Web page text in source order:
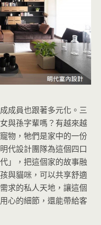
成員也跟著多元化。三
與孫字輩嗎？有越來越
物，牠們是家中的一份
代設計團隊為這個四口
」，把這個家的故事融
與貓咪，可以共享舒適
求的私人天地，讓這個
心的細節，還能帶給客